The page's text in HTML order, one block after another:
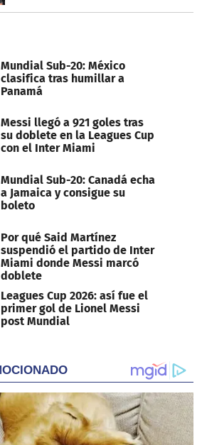
Mundial Sub-20: México
clasifica tras humillar a
Panamá
Messi llegó a 921 goles tras
su doblete en la Leagues Cup
con el Inter Miami
Mundial Sub-20: Canadá echa
a Jamaica y consigue su
boleto
Por qué Said Martínez
suspendió el partido de Inter
Miami donde Messi marcó
doblete
Leagues Cup 2026: así fue el
primer gol de Lionel Messi
post Mundial